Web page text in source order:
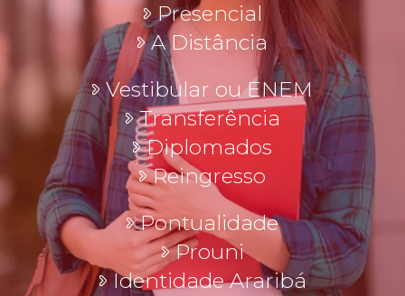
Presencial
A Distância
Vestibular ou ENEM
Transferência
Diplomados
Reingresso
Pontualidade
Prouni
Identidade Araribá